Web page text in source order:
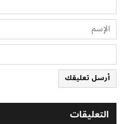
أرسل تعليقك
التعليقات